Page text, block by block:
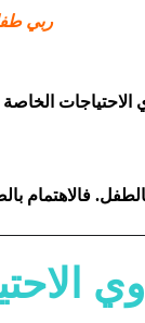
ربي
الخاصة
فالاهتمام